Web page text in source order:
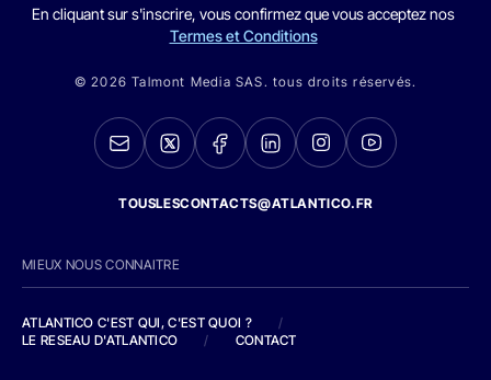
En cliquant sur s'inscrire, vous confirmez que vous acceptez nos
Termes et Conditions
© 2026 Talmont Media SAS. tous droits réservés.
TOUSLESCONTACTS@ATLANTICO.FR
MIEUX NOUS CONNAITRE
ATLANTICO C'EST QUI, C'EST QUOI ?
/
LE RESEAU D'ATLANTICO
/ CONTACT